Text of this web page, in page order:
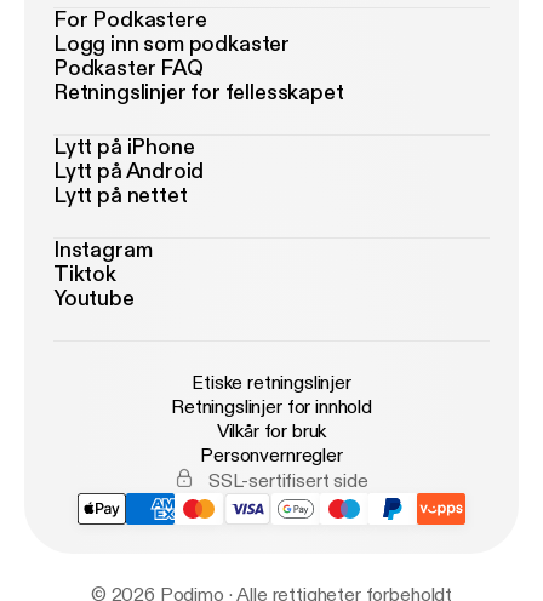
For Podkastere
Logg inn som podkaster
Podkaster FAQ
Retningslinjer for fellesskapet
Lytt på iPhone
Lytt på Android
Lytt på nettet
Instagram
Tiktok
Youtube
Etiske retningslinjer
Retningslinjer for innhold
Vilkår for bruk
Personvernregler
SSL-sertifisert side
© 2026 Podimo · Alle rettigheter forbeholdt